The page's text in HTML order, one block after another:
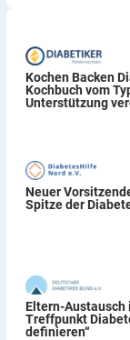
Kochen Backen
Kochbuch vom
Unterstützung
Neuer
Spitze der
Eltern-Austausch
Treffpunkt
definieren“